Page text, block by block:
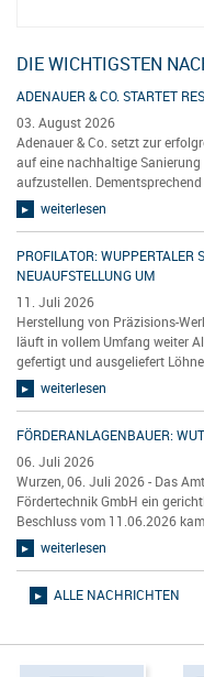
DIE WICHTIGSTEN
ADENAUER & CO. STARTET
03. August 2026
Adenauer & Co. setzt zur
auf eine nachhaltige
aufzustellen. Dementsprechend
weiterlesen
PROFILATOR: WUPPERTALER
NEUAUFSTELLUNG UM
11. Juli 2026
Herstellung von Präzisions-
läuft in vollem Umfang weiter
gefertigt und ausgeliefert Löhne
weiterlesen
FÖRDERANLAGENBAUER:
06. Juli 2026
Wurzen, 06. Juli 2026 - Das
Fördertechnik GmbH ein
Beschluss vom 11.06.2026
weiterlesen
ALLE NACHRICHTEN